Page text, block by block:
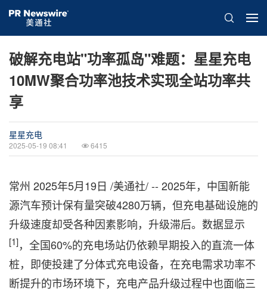
破解充电站"功率孤岛"难题：星星充电
10MW聚合功率池技术实现全站功率共
享
星星充电
2025-05-19 08:41 6415
常州 2025年5月19日 /美通社/ -- 2025年，中国新能
源汽车预计保有量突破4280万辆，但充电基础设施的
升级速度却受各种因素影响，升级滞后。 数据显示
[1]，全国60%的充电场站仍依赖早期投入的直流一体
桩，即使投建了分体式充电设备，在充电需求功率不
断提升的市场环境下，充电产品升级过程中也面临三